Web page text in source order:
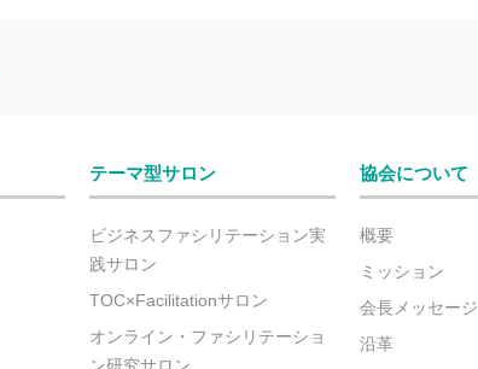
テーマ型サロン
ビジネスファシリテーション実
践サロン
TOC×Facilitationサロン
オンライン・ファシリテーショ
協会について
概要
ミッション
会長メッセージ
沿革